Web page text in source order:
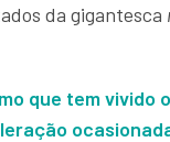
da gigantesca
que tem vivido